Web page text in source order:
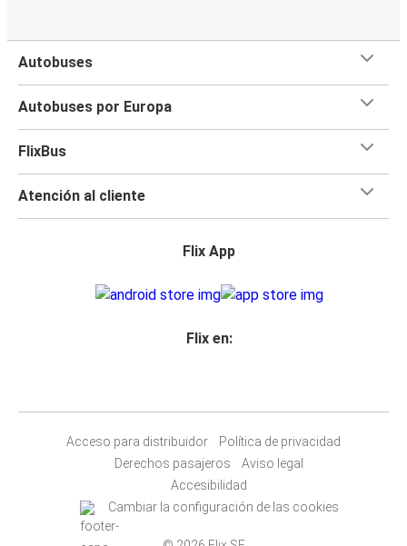
Autobuses
Autobuses por Europa
FlixBus
Atención al cliente
Flix App
Flix en:
Acceso para distribuidor
Política de privacidad
Derechos pasajeros
Aviso legal
Accesibilidad
Cambiar la configuración de las cookies